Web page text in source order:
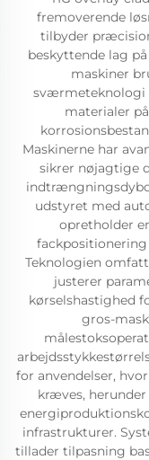
fremoverende
tilbyder
beskyttende lag
maskiner
sværmeteknologi
materialer
Maskinerne har
sikrer nøjagtige
udstyret med
opretholder
fackpositionering
Teknologien
justerer
kørselshastighed
gros-
for anvendelser,
kræves,
infrastrukturer.
tillader tilpasning